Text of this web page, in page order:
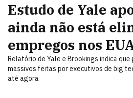
Estudo de Yale
ainda não está
empregos nos
Relatório de Yale e Brookings indica
massivos feitas por executivos de big
até agora